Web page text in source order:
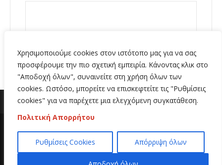
Χρησιμοποιούμε cookies στον ιστότοπο μας για να σας
προσφέρουμε την πιο σχετική εμπειρία. Κάνοντας κλικ στο
"Αποδοχή όλων", συναινείτε στη χρήση όλων των
cookies. Ωστόσο, μπορείτε να επισκεφτείτε τις "Ρυθμίσεις
cookies" για να παρέχετε μια ελεγχόμενη συγκατάθεση.
Πολιτική Απορρήτου
Ρυθμίσεις Cookies Απόρριψη όλων
Copyright 2020 | All Rights Reserved | Κατασκευή
ιστοσελίδων
Hi Web